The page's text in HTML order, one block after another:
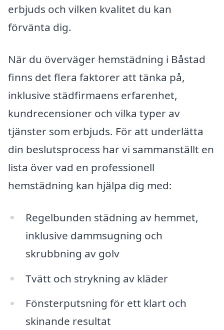
erbjuds och vilken kvalitet du kan
förvänta dig.
När du överväger hemstädning i Båstad
finns det flera faktorer att tänka på,
inklusive städfirmaens erfarenhet,
kundrecensioner och vilka typer av
tjänster som erbjuds. För att underlätta
din beslutsprocess har vi sammanställt en
lista över vad en professionell
hemstädning kan hjälpa dig med:
Regelbunden städning av hemmet,
inklusive dammsugning och
skrubbning av golv
Tvätt och strykning av kläder
Fönsterputsning för ett klart och
skinande resultat